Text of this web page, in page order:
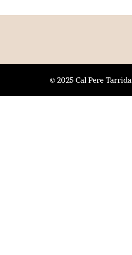
© 2025 Cal Pere Tarrida